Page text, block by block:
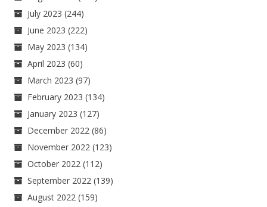
July 2023 (244)
June 2023 (222)
May 2023 (134)
April 2023 (60)
March 2023 (97)
February 2023 (134)
January 2023 (127)
December 2022 (86)
November 2022 (123)
October 2022 (112)
September 2022 (139)
August 2022 (159)